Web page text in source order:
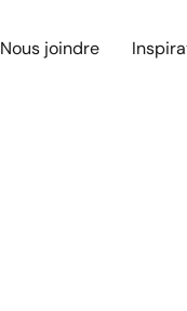
Nous joindre